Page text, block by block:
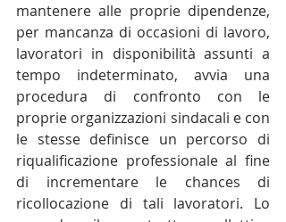
mantenere alle proprie dipendenze,
per mancanza di occasioni di lavoro,
lavoratori in disponibilità assunti a
tempo indeterminato, avvia una
procedura di confronto con le
proprie organizzazioni sindacali e con
le stesse definisce un percorso di
riqualificazione professionale al fine
di incrementare le chances di
ricollocazione di tali lavoratori. Lo